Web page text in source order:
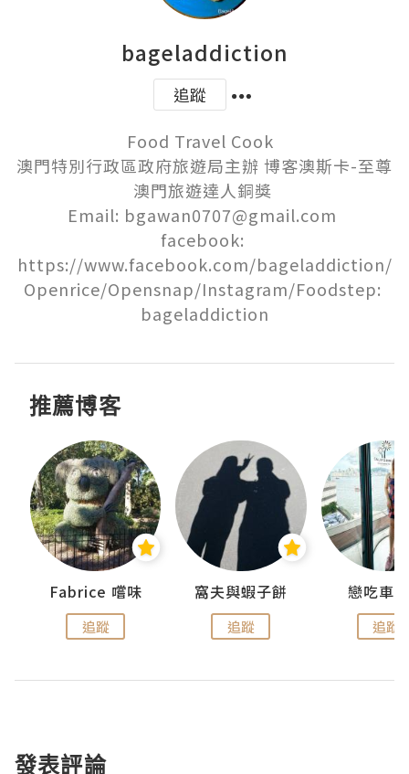
bageladdiction
追蹤
Food Travel Cook
澳門特別行政區政府旅遊局主辦 博客澳斯卡-至尊
澳門旅遊達人銅獎
Email: bgawan0707@gmail.com
facebook:
https://www.facebook.com/bageladdiction/
Openrice/Opensnap/Instagram/Foodstep:
bageladdiction
推薦博客
Fabrice 嚐味
追蹤
窩夫與蝦子餅
追蹤
戀吃車
追蹤
發表評論